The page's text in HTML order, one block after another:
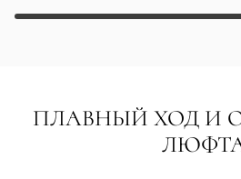
ПЛАВНЫЙ ХОД И